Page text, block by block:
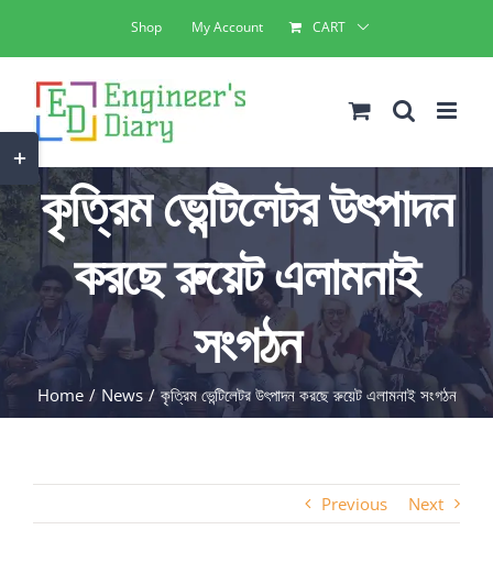
to
content
Shop My Account CART
কৃত্রিম ভেন্টিলেটর উৎপাদন
করছে রুয়েট এলামনাই
সংগঠন
Home News কৃত্রিম ভেন্টিলেটর উৎপাদন করছে রুয়েট এলামনাই সংগঠন
Previous Next
Toggle
Sliding
Bar
Area